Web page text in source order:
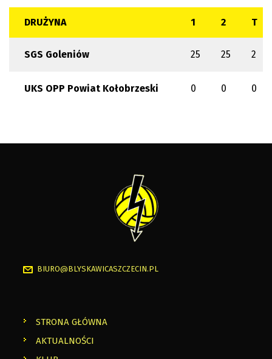
DRUŻYNA 1 2 T
SGS Goleniów 25 25 2
UKS OPP Powiat Kołobrzeski 0 0 0
BIURO@BLYSKAWICASZCZECIN.PL
STRONA GŁÓWNA
AKTUALNOŚCI